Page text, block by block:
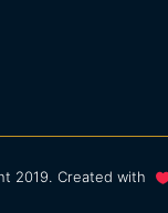
2019. Created with